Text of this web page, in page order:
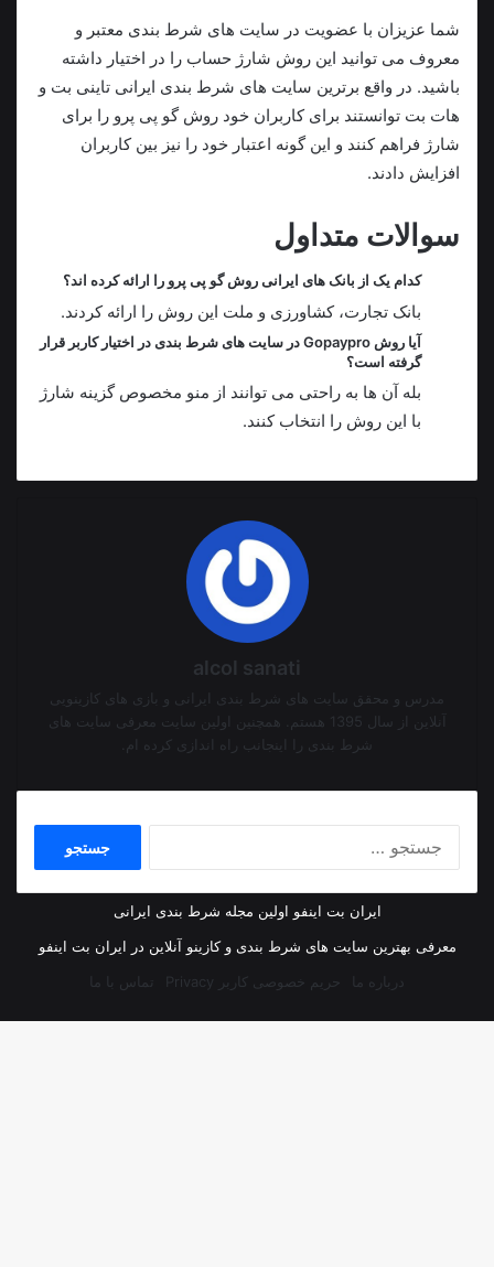
شما عزیزان با عضویت در سایت های شرط بندی معتبر و
معروف می توانید این روش شارژ حساب را در اختیار داشته
باشید. در واقع برترین سایت های شرط بندی ایرانی تاینی بت و
هات بت توانستند برای کاربران خود روش گو پی پرو را برای
شارژ فراهم کنند و این گونه اعتبار خود را نیز بین کاربران
افزایش دادند.
سوالات متداول
کدام یک از بانک‌ های ایرانی روش گو پی پرو را ارائه کرده‌ اند؟
بانک تجارت، کشاورزی و ملت این روش را ارائه کردند.
آیا روش Gopaypro در سایت‌ های شرط‌ بندی در اختیار کاربر قرار
گرفته‌ است؟
بله آن‌ ها به‌ راحتی می‌ توانند از منو مخصوص گزینه شارژ
با این روش را انتخاب کنند.
alcol sanati
مدرس و محقق سایت های شرط بندی ایرانی و بازی های کازینویی
آنلاین از سال 1395 هستم. همچنین اولین سایت معرفی سایت های
شرط بندی را اینجانب راه اندازی کرده ام.
ایران بت اینفو اولین مجله شرط بندی ایرانی
معرفی بهترین سایت های شرط بندی و کازینو آنلاین در ایران بت اینفو
درباره ما
حریم خصوصی کاربر Privacy تماس با ما